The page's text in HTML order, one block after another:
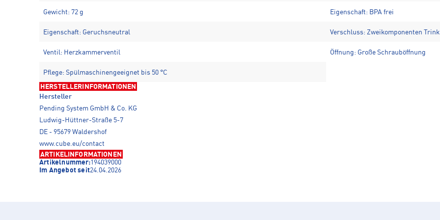
Gewicht: 72 g Eigenschaft: BPA frei
Eigenschaft: Geruchsneutral Verschluss: Zweikomponenten
Ventil: Herzkammerventil Öffnung: Große Schrauböffnung
Pflege: Spülmaschinengeeignet bis 50 °C
HERSTELLERINFORMATIONEN
Hersteller
Pending System GmbH & Co. KG
Ludwig-Hüttner-Straße 5-7
DE - 95679 Waldershof
www.cube.eu/contact
ARTIKELINFORMATIONEN
Artikelnummer:194039000
Im Angebot seit24.04.2026